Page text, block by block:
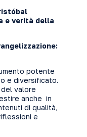
e verità della
potente
e diversificato.
valore
anche in
di qualità,
e